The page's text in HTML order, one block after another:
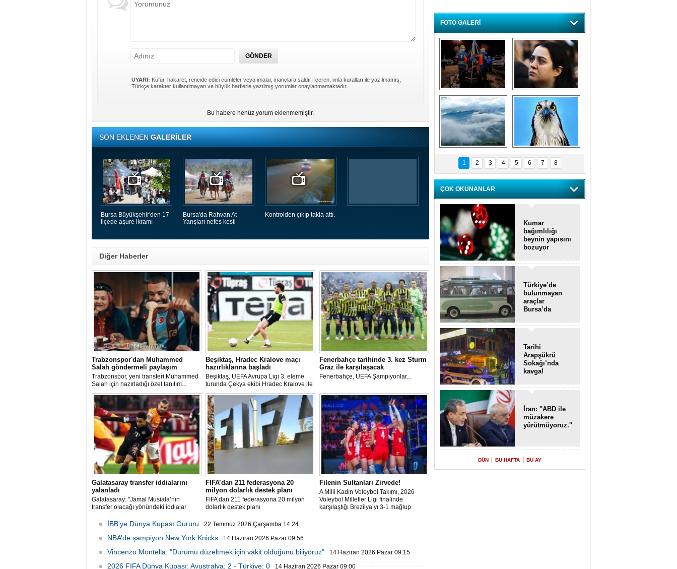
UYARI: Küfür, hakaret, rencide edici cümleler veya imalar, inançlara saldırı içeren, imla kuralları ile yazılmamış,
Türkçe karakter kullanılmayan ve büyük harflerle yazılmış yorumlar onaylanmamaktadır.
Bu habere henüz yorum eklenmemiştir.
SON EKLENENGALERİLER
Bursa Büyükşehir'den 17
ilçede aşure ikramı
Bursa'da Rahvan At
Yarışları nefes kesti
Kontrolden çıkıp takla attı.
Diğer Haberler
Trabzonspor'dan Muhammed
Salah göndermeli paylaşım
Trabzonspor, yeni transferi Muhammed
Salah için hazırladığı özel tanıtım...
Beşiktaş, Hradec Kralove maçı
hazırlıklarına başladı
Beşiktaş, UEFA Avrupa Ligi 3. eleme
turunda Çekya ekibi Hradec Kralove ile
oynayacağı...
Fenerbahçe tarihinde 3. kez Sturm
Graz ile karşılaşacak
Fenerbahçe, UEFA Şampiyonlar...
Galatasaray transfer iddialarını
yalanladı
Galatasaray: "Jamal Musiala’nın
transfer olacağı yönündeki iddialar
FIFA’dan 211 federasyona 20
milyon dolarlık destek planı
FIFA’dan 211 federasyona 20 milyon
dolarlık destek planı
Filenin Sultanları Zirvede!
A Milli Kadın Voleybol Takımı, 2026
Voleybol Milletler Ligi finalinde
karşılaştığı Brezilya’yı 3-1 mağlup
İBB'ye Dünya Kupası Gururu 22 Temmuz 2026 Çarşamba 14:24
NBA’de şampiyon New York Knicks 14 Haziran 2026 Pazar 09:56
Vincenzo Montella: "Durumu düzeltmek için vakit olduğunu biliyoruz" 14 Haziran 2026 Pazar 09:15
2026 FIFA Dünya Kupası: Avustralya: 2 - Türkiye: 0 14 Haziran 2026 Pazar 09:00
FOTO GALERİ
Bursa'da deprem
tatbikatı gerçeğini
aratmadı
Özlem ve minnetle
anıyoruz
Bursa'dan
büyüleyen
fotoğraflar
Balık Kartalı
Bursa’da
görüntülendi
1 2 3 4 5 6 7 8
ÇOK OKUNANLAR
Kumar
bağımlılığı
beynin yapısını
bozuyor
Türkiye’de
bulunmayan
araçlar
Bursa’da
Tarihi
Arapşükrü
Sokağı’nda
kavga!
İran: ''ABD ile
müzakere
yürütmüyoruz.''
DÜN BU HAFTA BU AY